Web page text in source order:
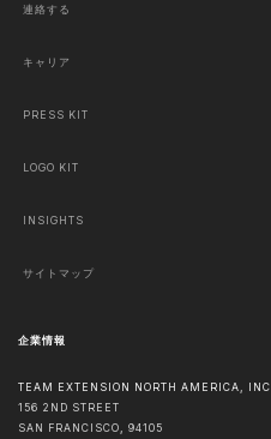
連絡する
キャリア
PRESS KIT
LOGO KIT
INSIGHTS
サイトマップ
企業情報
TEAM EXTENSION NORTH AMERICA, INC
156 2ND STREET
SAN FRANCISCO, 94105